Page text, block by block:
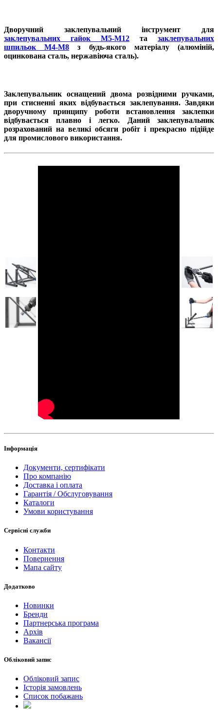
Дворучний заклепувальний інструмент для
заклепувальних гайок M5-M12 та заклепувальних
шпильок M4-M8 з будь-якого матеріалу (алюміній,
оцинкована сталь, нержавіюча сталь).
Заклепувальник оснащений двома розвідними ручками,
при стисненні яких відбувається заклепування. Завдяки
дворучному принципу роботи встановлення заклепки
відбувається плавно і легко. Даний заклепувальник
розрахований на великі обсяги робіт і прекрасно підійде
для промислового використання.
Інформація
Документи, сертифікати
Про компанію
Доставка і оплата
Гарантія / Обслуговування
Каталоги
Умови користування
Сервісні служби
Контакти
Повернення
Мапа сайту
Додатково
Новинки
Бренди
Партнерська програма
Архів
Вакансії
Обліковий запис
Обліковий запис
Історія замовлень
Список побажань